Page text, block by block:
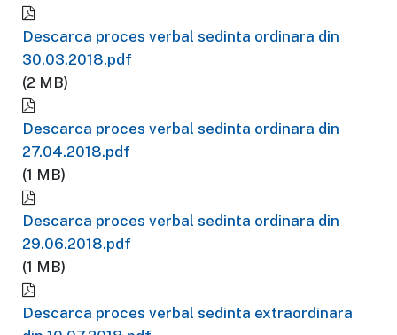
Descarca proces verbal sedinta ordinara din
30.03.2018.pdf
(2 MB)
Descarca proces verbal sedinta ordinara din
27.04.2018.pdf
(1 MB)
Descarca proces verbal sedinta ordinara din
29.06.2018.pdf
(1 MB)
Descarca proces verbal sedinta extraordinara